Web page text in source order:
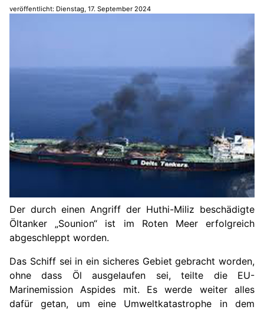
veröffentlicht: Dienstag, 17. September 2024
Der durch einen Angriff der Huthi-Miliz beschädigte
Öltanker „Sounion“ ist im Roten Meer erfolgreich
abgeschleppt worden.
Das Schiff sei in ein sicheres Gebiet gebracht worden,
ohne dass Öl ausgelaufen sei, teilte die EU-
Marinemission Aspides mit. Es werde weiter alles
dafür getan, um eine Umweltkatastrophe in dem